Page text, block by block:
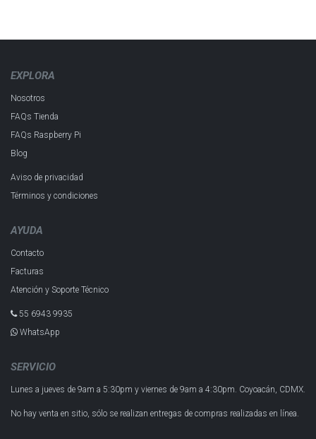
EXPLORA
Nosotros
FAQs Tienda
FAQs Raspberry Pi
Blog
Aviso de privacidad
Términos y condiciones
AYUDA
Contacto
Facturas
Atención y Soporte Técnico
55 6943 993​5
WhatsApp
SERVICIO
Lunes a jueves de 9am a 5:30pm y viernes de 9am a 4:30pm. Coyoacán, CDMX.
No hay venta en sitio, sólo se realizan entregas de compras realizadas en línea.